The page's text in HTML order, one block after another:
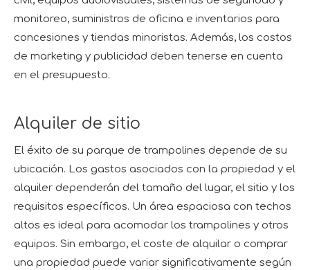
monitoreo, suministros de oficina e inventarios para
concesiones y tiendas minoristas. Además, los costos
de marketing y publicidad deben tenerse en cuenta
en el presupuesto.
Alquiler de sitio
El éxito de su parque de trampolines depende de su
ubicación. Los gastos asociados con la propiedad y el
alquiler dependerán del tamaño del lugar, el sitio y los
requisitos específicos. Un área espaciosa con techos
altos es ideal para acomodar los trampolines y otros
equipos. Sin embargo, el coste de alquilar o comprar
una propiedad puede variar significativamente según